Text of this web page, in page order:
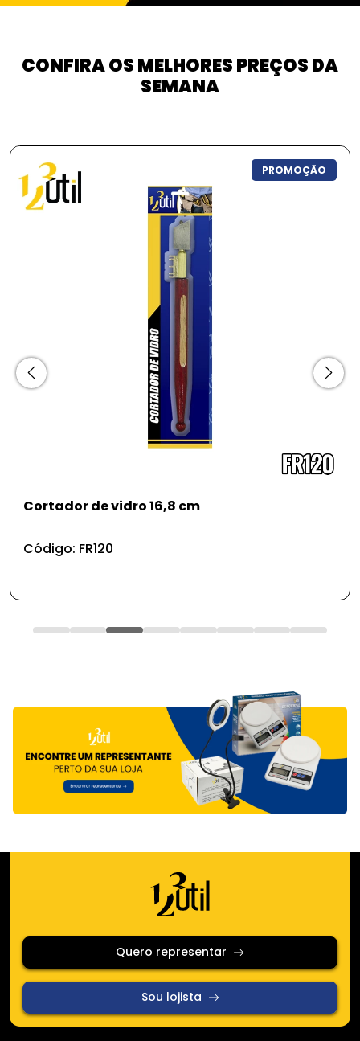
CONFIRA OS MELHORES PREÇOS DA
SEMANA
PROMOÇÃO
Cortador de vidro 16,8 cm
Código: FR120
Quero representar
Sou lojista